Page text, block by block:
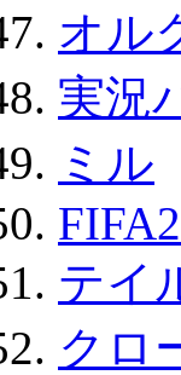
オル
実況
ミル
テイ
クロ